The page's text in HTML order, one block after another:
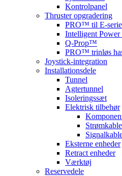
Kontrolpanel
Thruster opgradering
PRO™ til E-
Intelligent Power
Q-Prop™
PRO™ trinløs
Joystick-integration
Installationsdele
Tunnel
Agtertunnel
Isoleringssæt
Elektrisk tilbehør
Eksterne enheder
Retract enheder
Værktøj
Reservedele